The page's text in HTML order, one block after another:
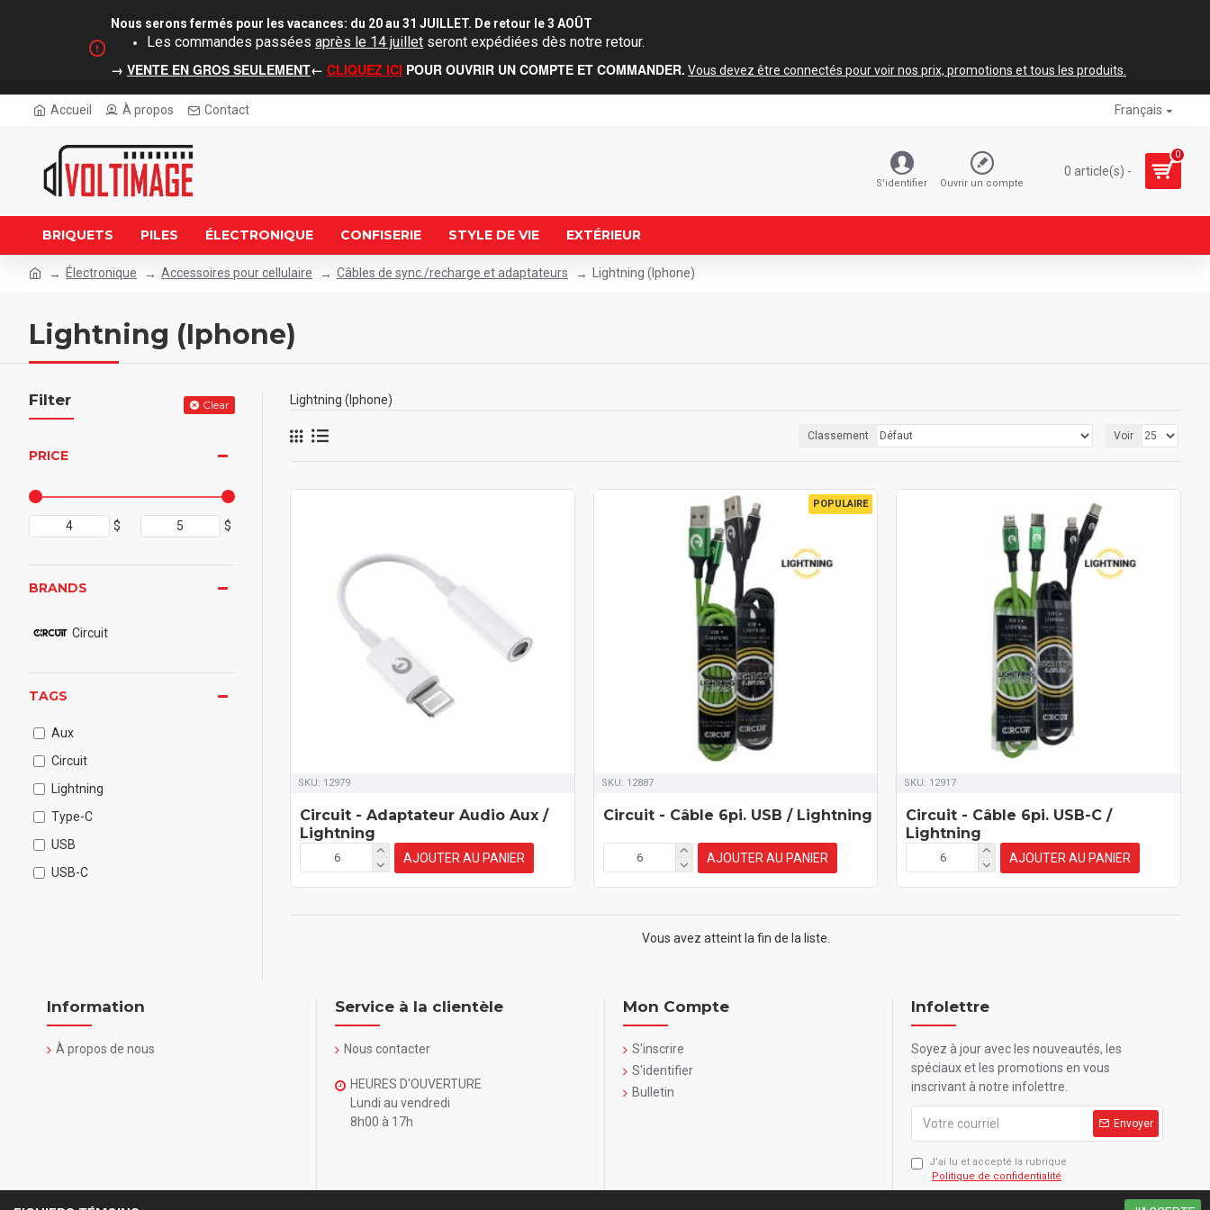
Nous serons fermés pour les vacances: du 20 au 31 JUILLET. De retour le 3 AOÛT
Les commandes passées après le 14 juillet seront expédiées dès notre retour.
→ VENTE EN GROS SEULEMENT← CLIQUEZ ICI POUR OUVRIR UN COMPTE ET COMMANDER. Vous devez être connectés pour voir nos prix, promotions et tous les produits.
Accueil À propos Contact Français
S'identifier Ouvrir un compte
0 article(s) -
0
BRIQUETS PILES ÉLECTRONIQUE CONFISERIE STYLE DE VIE EXTÉRIEUR
Électronique Accessoires pour cellulaire Câbles de sync./recharge et adaptateurs Lightning (Iphone)
Lightning (Iphone)
Filter Clear
PRICE
$ $
BRANDS
Circuit
TAGS
Aux
Circuit
Lightning
Type-C
USB
USB-C
Lightning (Iphone)
Classement Voir
SKU: 12979
Circuit - Adaptateur Audio Aux /
Lightning
AJOUTER AU PANIER
POPULAIRE
SKU: 12887
Circuit - Câble 6pi. USB / Lightning
AJOUTER AU PANIER
SKU: 12917
Circuit - Câble 6pi. USB-C /
Lightning
AJOUTER AU PANIER
Vous avez atteint la fin de la liste.
Information
À propos de nous
Service à la clientèle
Nous contacter
HEURES D'OUVERTURE
Lundi au vendredi
8h00 à 17h
Mon Compte
S'inscrire
S'identifier
Bulletin
Infolettre
Soyez à jour avec les nouveautés, les
spéciaux et les promotions en vous
inscrivant à notre infolettre.
Envoyer
J’ai lu et accepté la rubrique
Politique de confidentialité